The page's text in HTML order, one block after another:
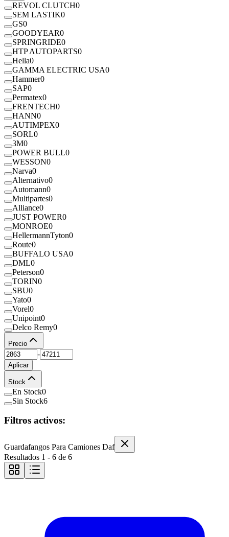
REVOL CLUTCH0
SEM LASTIK0
GS0
GOODYEAR0
SPRINGRIDE0
HTP AUTOPARTS0
Hella0
GAMMA ELECTRIC USA0
Hammer0
SAP0
Permatex0
FRENTECH0
HANN0
AUTIMPEX0
SORL0
3M0
POWER BULL0
WESSON0
Narva0
Alternativo0
Automann0
Multipartes0
Alliance0
JUST POWER0
MONROE0
HellermannTyton0
Route0
BUFFALO USA0
DML0
Peterson0
TORIN0
SBU0
Yato0
Vorel0
Unipoint0
Delco Remy0
Precio
-
Aplicar
Stock
En Stock0
Sin Stock6
Filtros activos:
Guardafangos Para Camiones Daf
Resultados 1 - 6 de 6